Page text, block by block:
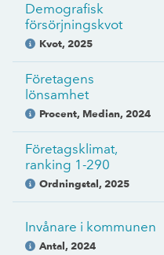
Demografisk
försörjningskvot
Kvot, 2025
Företagens
lönsamhet
Procent, Median, 2024
Företagsklimat,
ranking 1-290
Ordningstal, 2025
Invånare i kommunen
Antal, 2024